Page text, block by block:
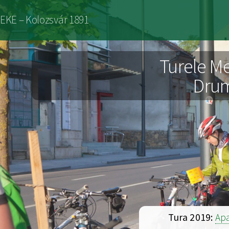
Sari
la
conținutul
principal
EKE – Kolozsvár 1891
Turele
Tura 2019: